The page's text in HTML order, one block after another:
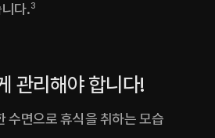
다.3
관리해야 합니다!